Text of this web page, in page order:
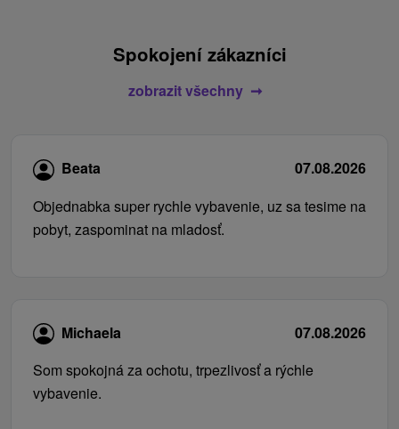
Spokojení zákazníci
zobrazit všechny
Beata
07.08.2026
Objednabka super rychle vybavenie, uz sa tesime na
pobyt, zaspominat na mladosť.
Michaela
07.08.2026
Som spokojná za ochotu, trpezlivosť a rýchle
vybavenie.